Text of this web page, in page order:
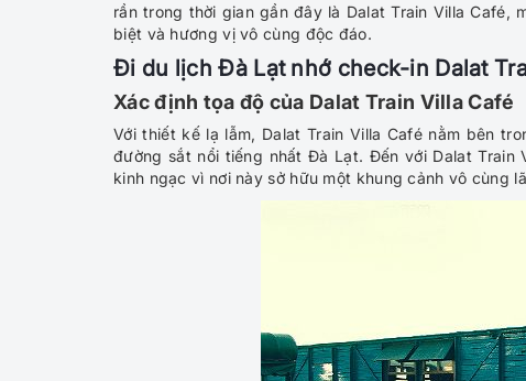
rần trong thời gian gần đây là Dalat Train Villa Café,
biệt và hương vị vô cùng độc đáo.
Đi du lịch Đà Lạt nhớ check-in Dalat
Xác định tọa độ của Dalat Train Villa Café
Với thiết kế lạ lẫm, Dalat Train Villa Café nằm bên
đường sắt nổi tiếng nhất Đà Lạt. Đến với Dalat Train
kinh ngạc vì nơi này sở hữu một khung cảnh vô cùng